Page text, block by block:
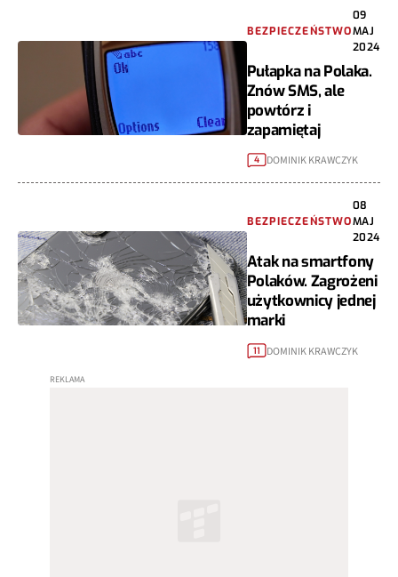
BEZPIECZEŃSTWO
09
MAJ
2024
Pułapka na Polaka.
Znów SMS, ale
powtórz i
zapamiętaj
4 DOMINIK KRAWCZYK
BEZPIECZEŃSTWO
08
MAJ
2024
Atak na smartfony
Polaków. Zagrożeni
użytkownicy jednej
marki
11 DOMINIK KRAWCZYK